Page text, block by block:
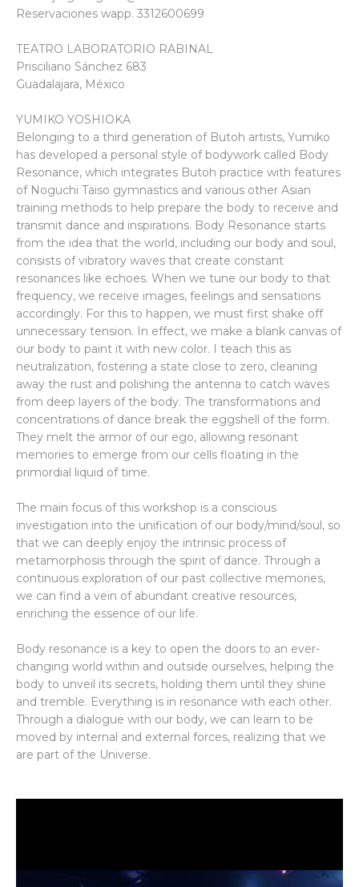
Reservaciones wapp. 3312600699
TEATRO LABORATORIO RABINAL
Prisciliano Sánchez 683
Guadalajara, México
YUMIKO YOSHIOKA
Belonging to a third generation of Butoh artists, Yumiko
has developed a personal style of bodywork called Body
Resonance, which integrates Butoh practice with features
of Noguchi Taiso gymnastics and various other Asian
training methods to help prepare the body to receive and
transmit dance and inspirations. Body Resonance starts
from the idea that the world, including our body and soul,
consists of vibratory waves that create constant
resonances like echoes. When we tune our body to that
frequency, we receive images, feelings and sensations
accordingly. For this to happen, we must first shake off
unnecessary tension. In effect, we make a blank canvas of
our body to paint it with new color. I teach this as
neutralization, fostering a state close to zero, cleaning
away the rust and polishing the antenna to catch waves
from deep layers of the body. The transformations and
concentrations of dance break the eggshell of the form.
They melt the armor of our ego, allowing resonant
memories to emerge from our cells floating in the
primordial liquid of time.
The main focus of this workshop is a conscious
investigation into the unification of our body/mind/soul, so
that we can deeply enjoy the intrinsic process of
metamorphosis through the spirit of dance. Through a
continuous exploration of our past collective memories,
we can find a vein of abundant creative resources,
enriching the essence of our life.
Body resonance is a key to open the doors to an ever-
changing world within and outside ourselves, helping the
body to unveil its secrets, holding them until they shine
and tremble. Everything is in resonance with each other.
Through a dialogue with our body, we can learn to be
moved by internal and external forces, realizing that we
are part of the Universe.